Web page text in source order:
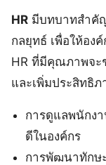
HR มีบทบาทสำคั
กลยุทธ์ เพื่อให้อง
HR ที่มีคุณภาพจะ
และเพิ่มประสิทธิ
การดูแลพนักง
ดีในองค์กร
การพัฒนาทักษ